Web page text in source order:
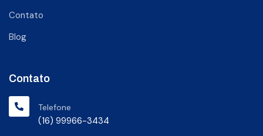
Contato
Blog
Contato
Telefone
(16) 99966-3434